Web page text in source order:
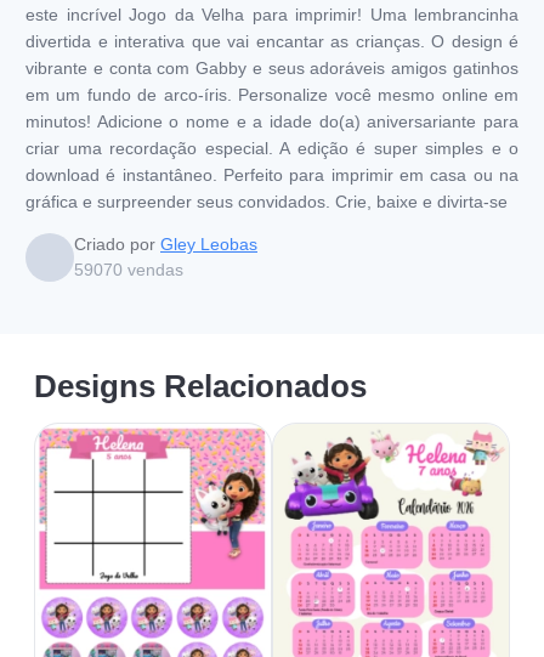
este incrível Jogo da Velha para imprimir! Uma lembrancinha
divertida e interativa que vai encantar as crianças. O design é
vibrante e conta com Gabby e seus adoráveis amigos gatinhos
em um fundo de arco-íris. Personalize você mesmo online em
minutos! Adicione o nome e a idade do(a) aniversariante para
criar uma recordação especial. A edição é super simples e o
download é instantâneo. Perfeito para imprimir em casa ou na
gráfica e surpreender seus convidados. Crie, baixe e divirta-se
Criado por Gley Leobas
59070 vendas
Designs Relacionados